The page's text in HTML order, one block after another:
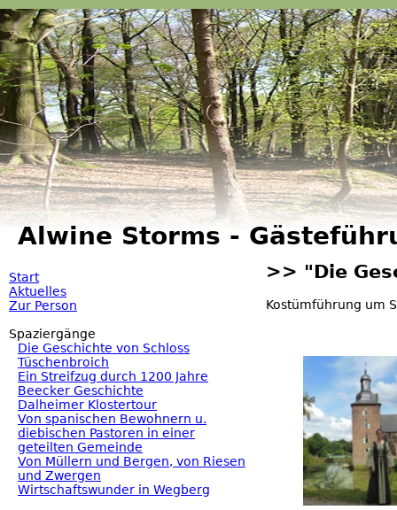
Alwine Storms -
Start
Aktuelles
Zur Person
Spaziergänge
Die Geschichte von Schloss
Tüschenbroich
Ein Streifzug durch 1200 Jahre
Beecker Geschichte
Dalheimer Klostertour
Von spanischen Bewohnern u.
diebischen Pastoren in einer
geteilten Gemeinde
Von Müllern und Bergen, von Riesen
und Zwergen
Wirtschaftswunder in Wegberg
>> "Die
Kostümführung um